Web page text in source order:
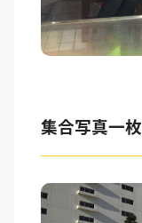
集合写真一枚